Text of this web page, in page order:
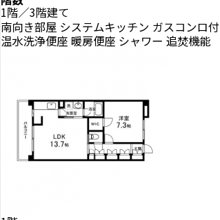
1階／3階建て
南向き部屋 システムキッチン ガスコンロ付
温水洗浄便座 暖房便座 シャワー 追焚機能